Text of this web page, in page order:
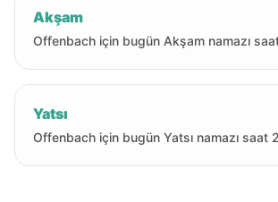
Akşam
Offenbach için bugün Akşam namazı
Yatsı
Offenbach için bugün Yatsı namazı saat